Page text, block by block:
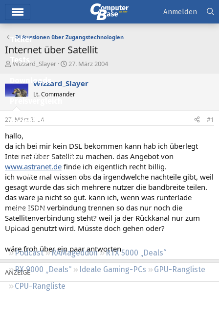
Ticker
Tests
Downloads
Forum
Aktuelles
Empfohlene Inhalte
Neue Beiträge
Neueste Aktivitäten
Leserartikel
Regeln
Podcast RAMageddon
RTX 5000 „Deals“
RX 9000 „Deals“
Ideale Gaming-PCs
GPU-Rangliste
CPU-Rangliste
Anmelden
Diskussionen über Zugangstechnologien
Internet über Satellit
E
t
e
e
r
Wizzard_Slayer
E
s
t
e
t
m
27. März 2004
Wizzard_Slayer
Lt. Commander
27. März 2004 #1
hallo,
da ich bei mir kein DSL bekommen kann hab ich überlegt
Internet über Satellit zu machen. das Angebot von
www.astranet.de finde ich eigentlich recht billig.
ich wollte mal wissen obs da irgendwelche nachteile gibt, weil
gesagt wurde das sich mehrere nutzer die bandbreite teilen.
das wäre ja nicht so gut. kann ich, wenn was runterlade
meine ISDN verbindung trennen so das nur noch die
Satellitenverbindung steht? weil ja der Rückkanal nur zum
Upload genutzt wird. Müsste doch gehen oder?
wäre froh über ein paar antworten